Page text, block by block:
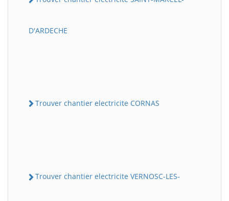
D'ARDECHE
Trouver chantier electricite CORNAS
Trouver chantier electricite VERNOSC-LES-